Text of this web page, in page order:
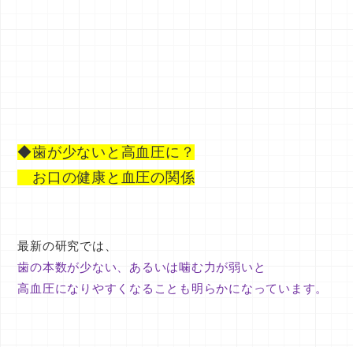
◆歯が少ないと高血圧に？
お口の健康と血圧の関係
最新の研究では、
歯の本数が少ない、あるいは噛む力が弱いと
高血圧になりやすくなる ことも明らかになっています。